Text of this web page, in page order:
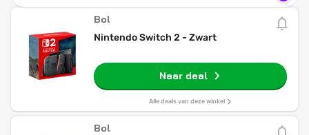
Bol
Nintendo Switch 2 - Zwart
Naar deal
Alle deals van deze winkel
Bol